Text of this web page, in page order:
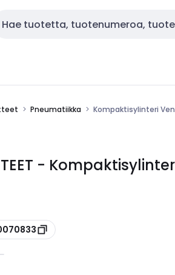
Pneumatiikka Kompaktisylinteri
-